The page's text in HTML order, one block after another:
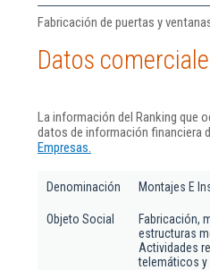
Fabricación de puertas y
Datos
La información del Ranking que
datos de información financiera
Empresas.
Denominación Montajes E
Objeto Social
Fabricación,
estructuras
Actividades
telemáticos y